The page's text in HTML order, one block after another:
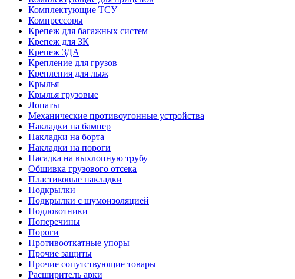
Комплектующие ТСУ
Компрессоры
Крепеж для багажных систем
Крепеж для ЗК
Крепеж ЗДА
Крепление для грузов
Крепления для лыж
Крылья
Крылья грузовые
Лопаты
Механические противоугонные устройства
Накладки на бампер
Накладки на борта
Накладки на пороги
Насадка на выхлопную трубу
Обшивка грузового отсека
Пластиковые накладки
Подкрылки
Подкрылки с шумоизоляцией
Подлокотники
Поперечины
Пороги
Противооткатные упоры
Прочие защиты
Прочие сопутствующие товары
Расширитель арки